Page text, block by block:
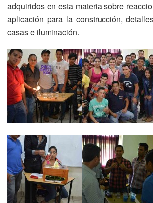
adquiridos en esta materia sobre
aplicación para la construcción,
casas e iluminación.